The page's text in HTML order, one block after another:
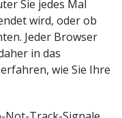
Sie jedes Mal
wird, oder ob
Jeder Browser
in das
wie Sie Ihre